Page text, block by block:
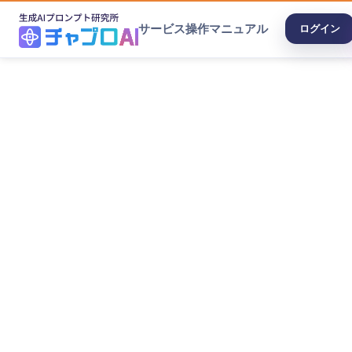
サービス操作マニュアル ログイン